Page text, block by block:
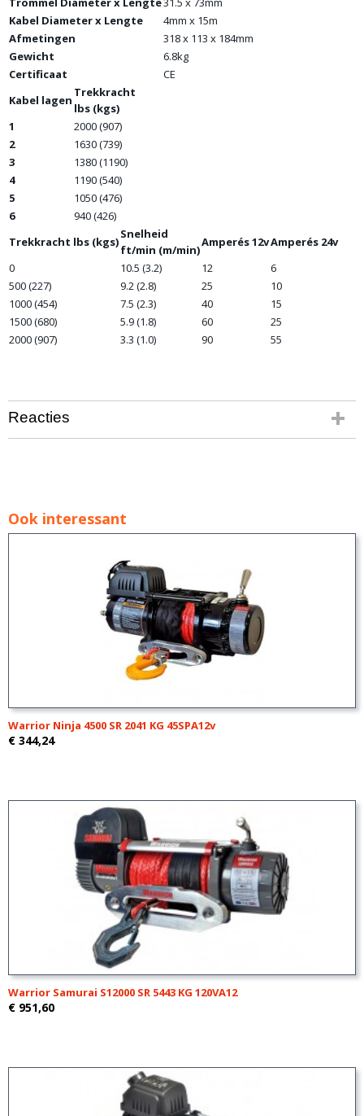
Kabel Diameter x Lengte
4mm x 15m
Afmetingen
318 x 113 x 184mm
Gewicht
6.8kg
Certificaat
CE
Kabel lagen
Trekkracht
lbs (kgs)
1
2000 (907)
2
1630 (739)
3
1380 (1190)
4
1190 (540)
5
1050 (476)
6
940 (426)
Trekkracht lbs (kgs)
Snelheid
ft/min (m/min)
Amperés 12vAmperés 24v
0
10.5 (3.2) 12
6
500 (227)
9.2 (2.8) 25
10
1000 (454)
7.5 (2.3) 40
15
1500 (680)
5.9 (1.8) 60
25
2000 (907)
3.3 (1.0) 90 55
Reacties
Ook interessant
Warrior Ninja 4500 SR 2041 KG 45SPA12v
€ 344,24
Warrior Samurai S12000 SR 5443 KG 120VA12
€ 951,60